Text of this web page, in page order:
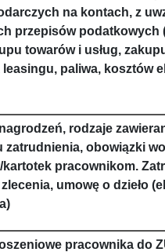
na kontach, z
przepisów podatkowych
towarów i usług,
leasingu, paliwa, kosztów
rodzaje
zatrudnienia, obowiązki
kartotek pracownikom.
umowę o dzieło
pracownika do